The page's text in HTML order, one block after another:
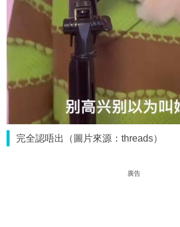
完全認唔出（圖片來源：threads）
廣告